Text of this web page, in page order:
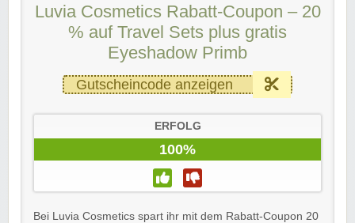
Luvia Cosmetics Rabatt-Coupon – 20
% auf Travel Sets plus gratis
Eyeshadow Primb
Gutscheincode anzeigen
ERFOLG
100%
Bei Luvia Cosmetics spart ihr mit dem Rabatt-Coupon 20